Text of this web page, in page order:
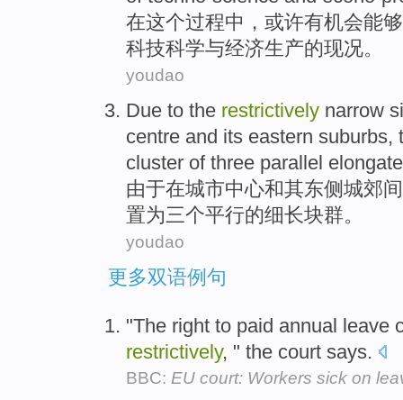
在这个过程中， 或许有机会能够
科技科学与经济生产的现况。
youdao
Due to the restrictively narrow
centre and its eastern suburbs,
cluster of three parallel
由于在城市中心和其东侧城郊间
置为三个平行的细长块群。
youdao
更多双语例句
"The right to paid annual leave
restrictively, " the court says.
BBC: EU court: Workers sick on